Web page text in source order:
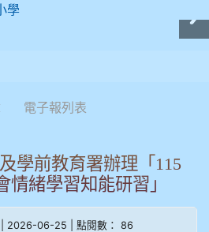
電子報列表
學前教育署辦理「115
情緒學習知能研習」
| 2026-06-25 | 點閱數： 86